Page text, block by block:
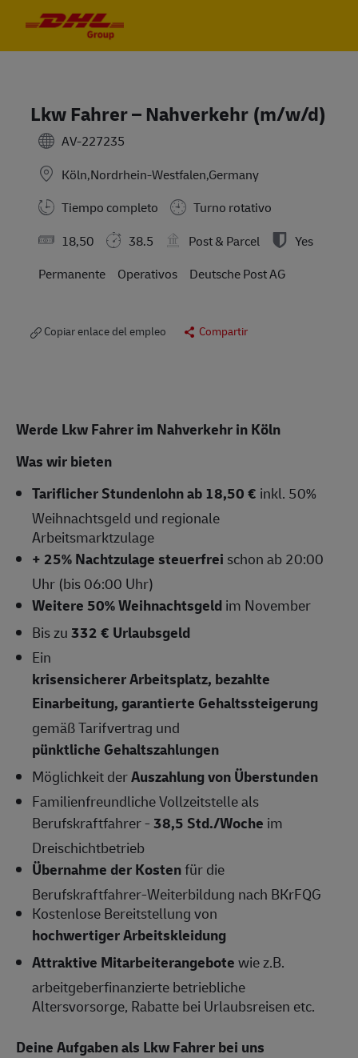
Lkw Fahrer – Nahverkehr (m/w/d)
AV-227235
Köln,Nordrhein-Westfalen,Germany
Tiempo completo
Turno rotativo
18,50
38.5 Post & Parcel
Yes
Permanente
Operativos Deutsche Post AG
Copiar enlace del empleo Compartir
Werde Lkw Fahrer im Nahverkehr in Köln
Was wir bieten
Tariflicher Stundenlohn ab 18,50 € inkl. 50%
Weihnachtsgeld und regionale
Arbeitsmarktzulage
+ 25% Nachtzulage steuerfrei schon ab 20:00
Uhr (bis 06:00 Uhr)
Weitere 50% Weihnachtsgeldim November
Bis zu332 € Urlaubsgeld
Ein
krisensicherer Arbeitsplatz, bezahlte
Einarbeitung, garantierte Gehaltssteigerung
gemäß Tarifvertrag und
pünktliche Gehaltszahlungen
Möglichkeit derAuszahlung von Überstunden
Familienfreundliche Vollzeitstelle als
Berufskraftfahrer -38,5 Std./Woche im
Dreischichtbetrieb
Übernahme der Kostenfür die
Berufskraftfahrer-Weiterbildung nach BKrFQG
Kostenlose Bereitstellung von
hochwertiger Arbeitskleidung
Attraktive Mitarbeiterangebotewie z.B.
arbeitgeberfinanzierte betriebliche
Altersvorsorge, Rabatte bei Urlaubsreisen etc.
Deine Aufgaben als Lkw Fahrer bei uns